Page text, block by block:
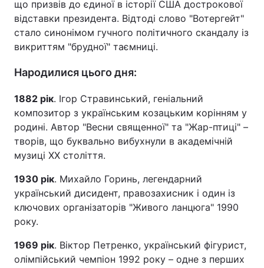
що призвів до єдиної в історії США дострокової
відставки президента. Відтоді слово "Вотергейт"
стало синонімом гучного політичного скандалу із
викриттям "брудної" таємниці.
Народилися цього дня:
1882 рік. Ігор Стравинський, геніальний
композитор з українським козацьким корінням у
родині. Автор "Весни священної" та "Жар-птиці" –
творів, що буквально вибухнули в академічній
музиці XX століття.
1930 рік. Михайло Горинь, легендарний
український дисидент, правозахисник і один із
ключових організаторів "Живого ланцюга" 1990
року.
1969 рік. Віктор Петренко, український фігурист,
олімпійський чемпіон 1992 року – одне з перших